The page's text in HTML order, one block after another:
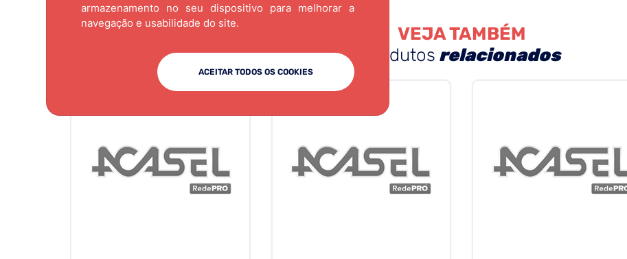
armazenamento no seu dispositivo para melhorar a
navegação e usabilidade do site.
ACEITAR TODOS OS COOKIES
VEJA TAMBÉM
produtos relacionados